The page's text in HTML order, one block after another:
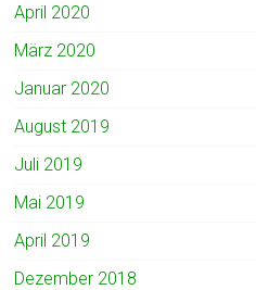
April 2020
März 2020
Januar 2020
August 2019
Juli 2019
Mai 2019
April 2019
Dezember 2018